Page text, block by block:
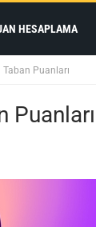
HESAPLAMA
Taban Puanları
Puanları